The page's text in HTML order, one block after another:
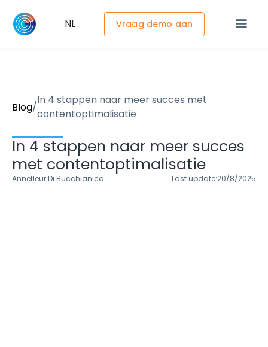
Vraag demo aan
NL
Blog/
In 4 stappen naar meer succes met
contentoptimalisatie
In 4 stappen naar meer succes
met contentoptimalisatie
Annefleur Di Bucchianico Last update:20/8/2025